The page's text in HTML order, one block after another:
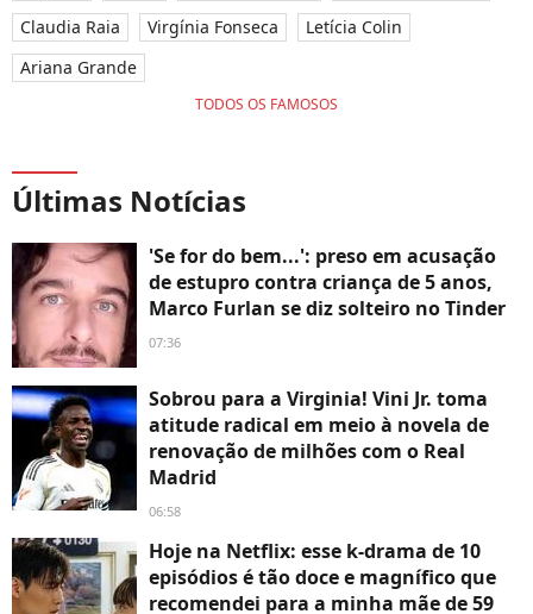
Claudia Raia
Virgínia Fonseca
Letícia Colin
Ariana Grande
TODOS OS FAMOSOS
Últimas Notícias
'Se for do bem...': preso em acusação
de estupro contra criança de 5 anos,
Marco Furlan se diz solteiro no Tinder
07:36
Sobrou para a Virginia! Vini Jr. toma
atitude radical em meio à novela de
renovação de milhões com o Real
Madrid
06:58
Hoje na Netflix: esse k-drama de 10
episódios é tão doce e magnífico que
recomendei para a minha mãe de 59